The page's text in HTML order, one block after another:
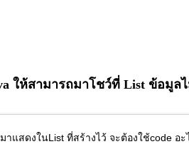
ให้สามารถมาโชว์ที่ List ข้อมูล
แสดงในList ที่สร้างไว้ จะต้องใช้code อะ